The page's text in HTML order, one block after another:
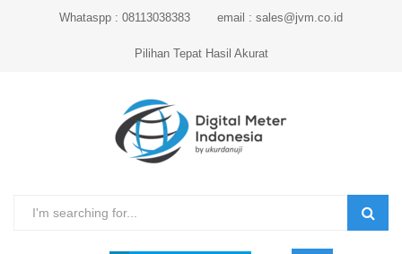
Whataspp : 08113038383 email : sales@jvm.co.id
Pilihan Tepat Hasil Akurat